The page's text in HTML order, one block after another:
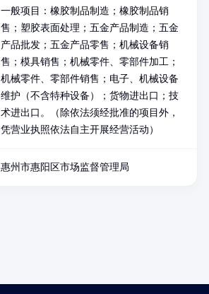
一般项目：橡胶制品制造；橡胶制品销
售；塑胶表面处理；五金产品制造；五金
产品批发；五金产品零售；机械设备销
售；模具销售；机械零件、零部件加工；
机械零件、零部件销售；电子、机械设备
维护（不含特种设备）；货物进出口；技
术进出口。（除依法须经批准的项目外，
凭营业执照依法自主开展经营活动）
惠州市惠阳区市场监督管理局